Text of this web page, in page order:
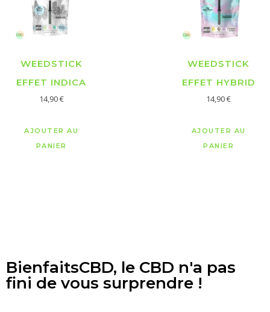
WEEDSTICK
EFFET INDICA
14,90€
AJOUTER AU
PANIER
WEEDSTICK
EFFET HYBRID
14,90€
AJOUTER AU
PANIER
BienfaitsCBD, le CBD n'a pas
fini de vous surprendre !